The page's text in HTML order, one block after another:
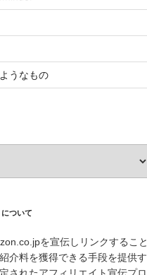
うなもの
ついて
を宣伝しリンクすること
介料を獲得できる手段を提供す